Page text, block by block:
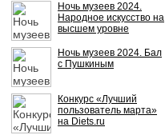
Ночь музеев 2024.
Народное искусство на
высшем уровне
Ночь музеев 2024. Бал
с Пушкиным
Конкурс «Лучший
пользователь марта»
на Diets.ru